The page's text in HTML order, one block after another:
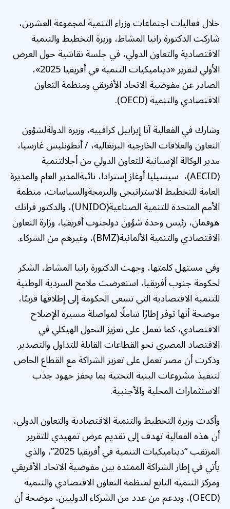
خلال فعاليات اجتماعات وزراء التنمية لمجموعة العشرين،
شاركت الدكتورة رانيا المشاط، وزيرة التخطيط والتنمية
الاقتصادية والتعاون الدولي، في جلسة نقاشية حول العرض
الأولي لتقرير «ديناميكيات التنمية في أفريقيا 2025»،
الصادر عن مفوضية الاتحاد الأفريقي ومنظمة التعاون
الاقتصادي والتنمية (OECD).
وشارك في الفعالية آنا إيزابيل كزافييه، وزيرة الدولةلشؤون
التعاون والعلاقات الخارجية البرتغالية، / أنطونليس غارسيا،
مدير الوكالة الإسبانية للتعاون الدولي من أجلالتنمية
(AECID)، سيسيليا أوغاز إسترادا، نائبةالمدير العام والمديرة
العامة للتخطيط الاستراتيجي والبرمجةوالسياسات، منظمة
الأمم المتحدة للتنمية الصناعية(UNIDO)، والدكتور فرانك
هوفمان، رئيس وحدة شؤون دولجنوب أفريقيا، وزارة التعاون
الاقتصادي والتنمية الألمانية(BMZ)، وغيرهم من الشركاء.
وفي مستهل كلمتها، وجهت الدكتورة رانيا المشاط، الشكر
لحكومة جنوب أفريقيا، استعرضت ملامح السردية الوطنية
للتنمية الاقتصادية التي تسعى الحكومة إلى إطلاقها قريبًا،
موضحة أنها توفر إطارًا شاملًا لمواصلة مسيرة الإصلاح
الاقتصادي، كما تعمل على تعزيز التحول الهيكلي في
الاقتصاد المصري نحو القطاعات القابلة للتداول والتصدير.
وذكرت أن مصر تعمل على تعزيز الشراكة مع القطاع الخاص
لتنفيذ مشروعات البنية التحتية بما يحفز جهود جذب
الاستثمارات المحلية والأجنبية.
وأكدت وزيرة التخطيط والتنمية الاقتصادية والتعاون الدولي،
أن هذه الفعالية تهدف إلى تقديم عرض تمهيدي للتقرير
المرتقب “ديناميكيات التنمية في أفريقيا 2025”، والذي
يأتي في إطار الشراكة الممتدة بين مفوضية الاتحاد الأفريقي
ومركز التنمية التابع لمنظمة التعاون الاقتصادي والتنمية
(OECD)، وبدعم من عدد من الشركاء الدوليين، موضحة أن